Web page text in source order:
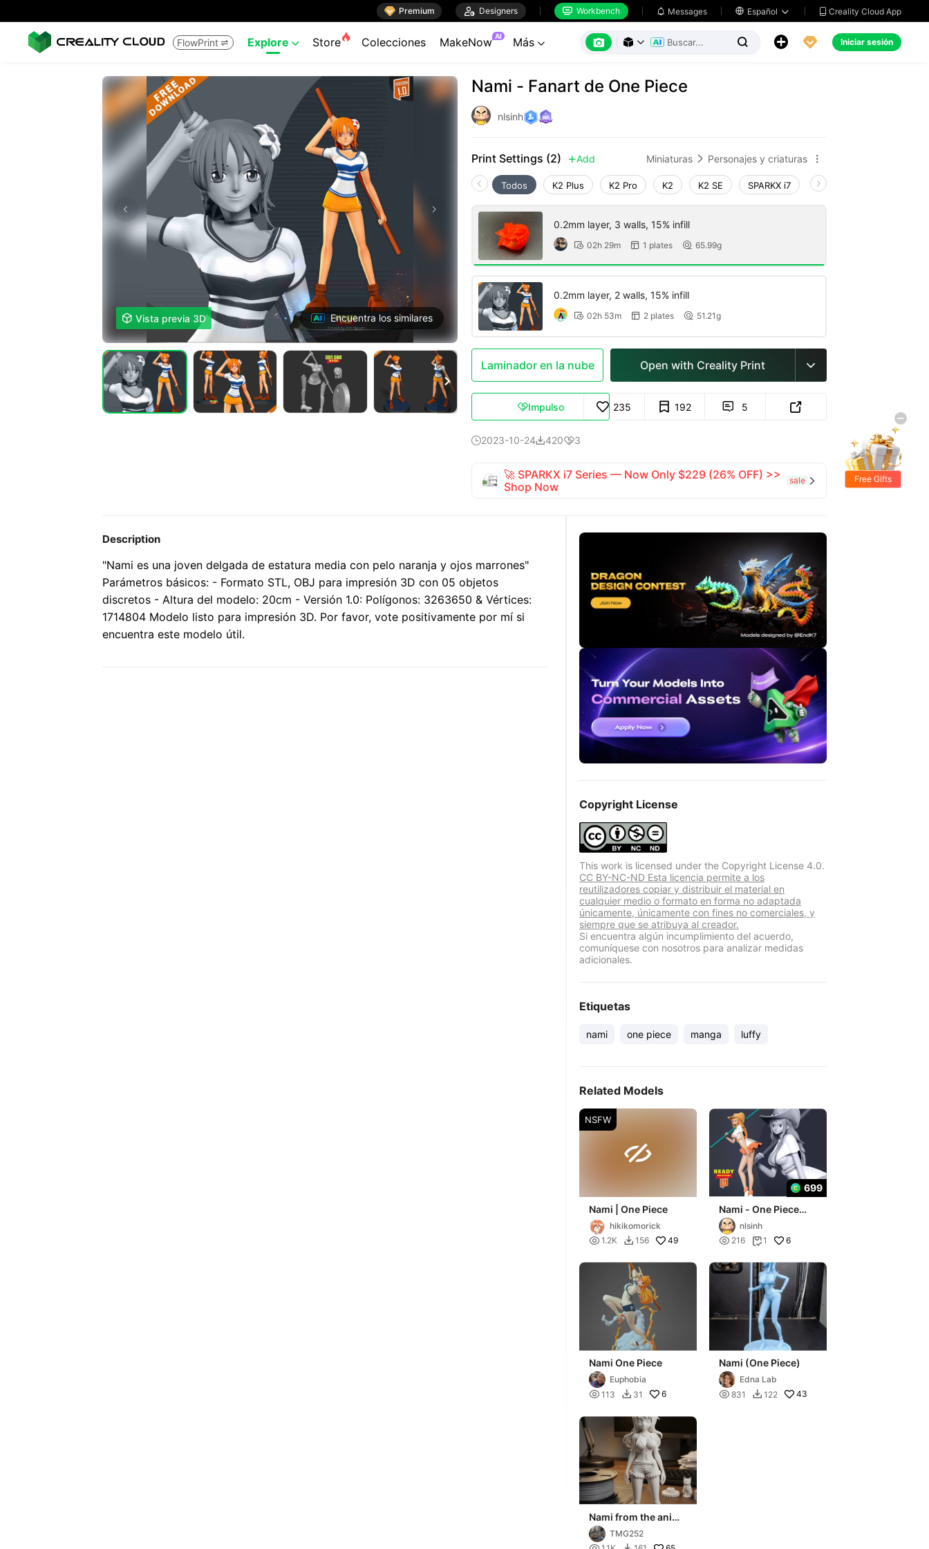
 Premium  Designers  Workbench  Messages  Español   Creality Cloud App
FlowPrint  Explore  Store Colecciones MakeNow AI Más        Iniciar sesión
 Vista previa 3D Encuentra los similares

Nami - Fanart de One Piece
nlsinh
Print Settings (2) Add Miniaturas  Personajes y criaturas 
Todos K2 Plus K2 Pro K2 K2 SE SPARKX i7 Creality Hi
0.2mm layer, 3 walls, 15% infill
 02h 29m  1 plates  65.99g
0.2mm layer, 2 walls, 15% infill
 02h 53m  2 plates  51.21g
Laminador en la nube Open with Creality Print 
Impulso 235 192  5 
2023-10-244203
🚀 SPARKX i7 Series — Now Only $229 (26% OFF) >>
Shop Now
sale 
Description
"Nami es una joven delgada de estatura media con pelo naranja y ojos marrones"
Parámetros básicos: - Formato STL, OBJ para impresión 3D con 05 objetos
discretos - Altura del modelo: 20cm - Versión 1.0: Polígonos: 3263650 & Vértices:
1714804 Modelo listo para impresión 3D. Por favor, vote positivamente por mí si
encuentra este modelo útil.
Copyright License
This work is licensed under the Copyright License 4.0.
CC BY-NC-ND Esta licencia permite a los
reutilizadores copiar y distribuir el material en
cualquier medio o formato en forma no adaptada
únicamente, únicamente con fines no comerciales, y
siempre que se atribuya al creador.
Si encuentra algún incumplimiento del acuerdo,
comuníquese con nosotros para analizar medidas
adicionales.
Etiquetas
nami one piece manga luffy
Related Models
NSFW

Nami | One Piece
hikikomorick
 1.2K  156 49
699
Nami - One Piece
Fanartnlsinh
 216 1 6
Nami One Piece
Euphobia
 113  31 6
Nami (One Piece)
Edna Lab
 831  122 43
Nami from the anime
One Piece
TMG252
Free Gifts